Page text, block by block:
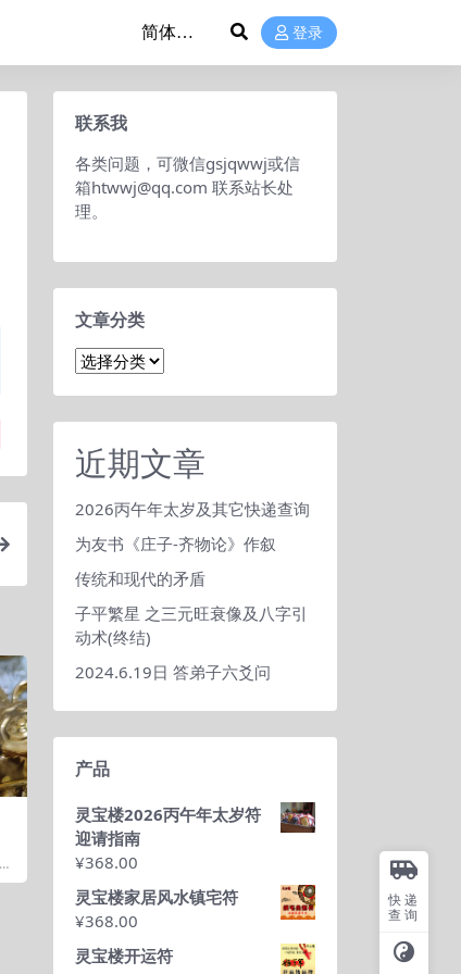
登录
联系我
各类问题，可微信gsjqwwj或信
箱htwwj@qq.com 联系站长处
理。
文章分类
文
近期文章
2026丙午年太岁及其它快递查询
为友书《庄子-齐物论》作叙
传统和现代的矛盾
子平繁星 之三元旺衰像及八字引
动术(终结)
2024.6.19日 答弟子六爻问
产品
灵宝楼2026丙午年太岁符
迎请指南
¥368.00
灵宝楼家居风水镇宅符
¥368.00
灵宝楼开运符
快递
查询